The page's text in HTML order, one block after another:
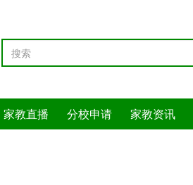
家教直播 分校申请 家教资讯